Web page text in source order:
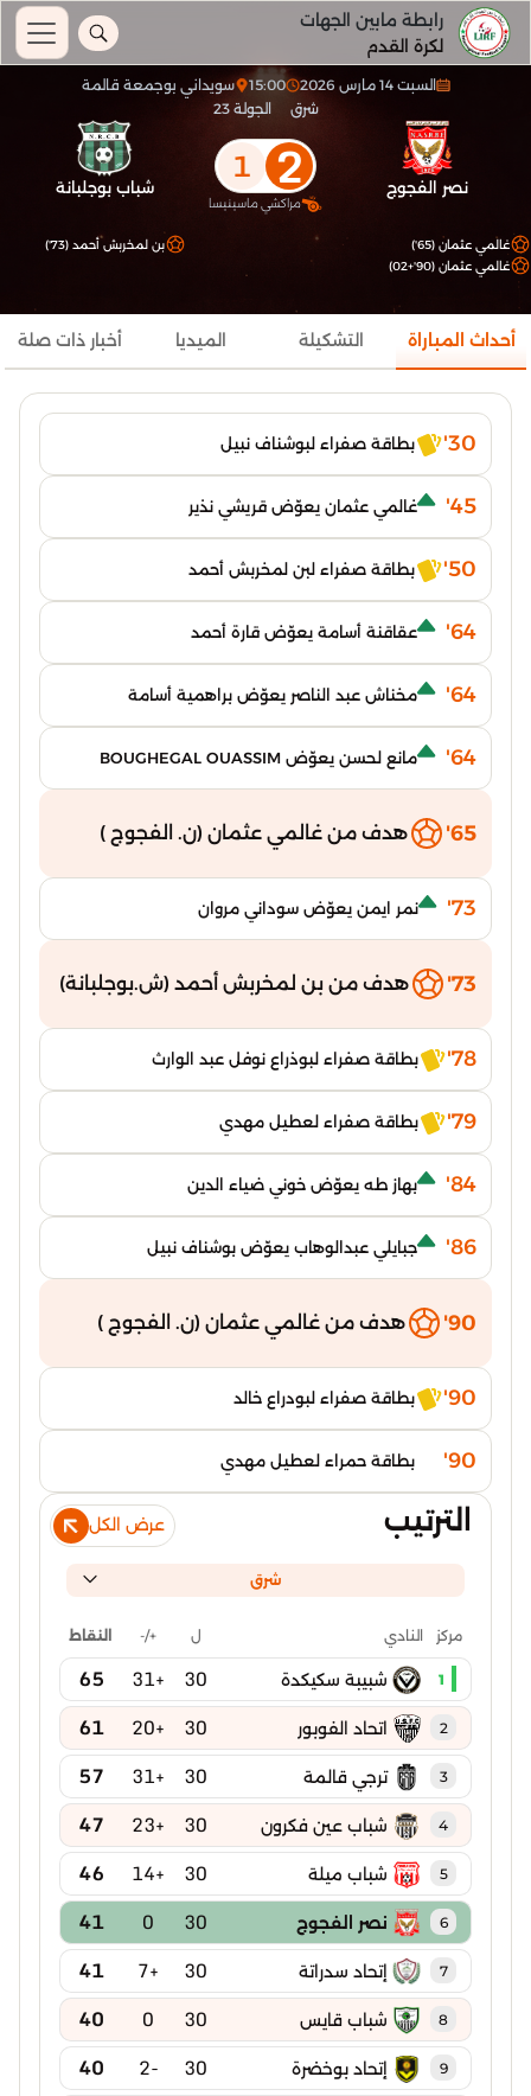
رابطة مابين الجهات
لكرة القدم
السبت 14 مارس 2026 15:00
سويداني بوجمعة قالمة
شرق
الجولة 23
نصر الفجوج 2
1
مراكشي ماسينيسا
شباب بوجلبانة
غالمي عثمان (65')
غالمي عثمان (90'+02)
بن لمخربش أحمد (73')
أحداث المباراة التشكيلة الميديا أخبار ذات صلة
30' بطاقة صفراء لبوشناف نبيل
45' غالمي عثمان يعوّض قريشي نذير
50' بطاقة صفراء لبن لمخربش أحمد
64' عقاقنة أسامة يعوّض قارة أحمد
64' مخناش عبد الناصر يعوّض براهمية أسامة
64' مانع لحسن يعوّض BOUGHEGAL OUASSIM
65' هدف من غالمي عثمان (ن. الفجوج )
73' نمر ايمن يعوّض سوداني مروان
73' هدف من بن لمخربش أحمد (ش.بوجلبانة)
78' بطاقة صفراء لبوذراع نوفل عبد الوارث
79' بطاقة صفراء لعطيل مهدي
84' بهاز طه يعوّض خوني ضياء الدين
86' جبايلي عبدالوهاب يعوّض بوشناف نبيل
90' هدف من غالمي عثمان (ن. الفجوج )
90' بطاقة صفراء لبودراع خالد
90' بطاقة حمراء لعطيل مهدي
الترتيب عرض الكل
شرق
مركز النادي ل +/- النقاط
1 شبيبة سكيكدة 30
+31
65
2 اتحاد الفوبور 30
+20
61
3 ترجي قالمة 30
+31
57
4 شباب عين فكرون 30
+23
47
5 شباب ميلة 30
+14
46
6 نصر الفجوج 30
0
41
7 إتحاد سدراتة 30
+7
41
8 شباب قايس 30
0
40
9 إتحاد بوخضرة 30
-2
40